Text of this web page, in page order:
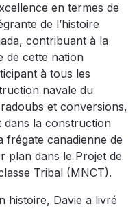
en termes de
de l’histoire
contribuant à la
de cette nation
à tous les
navale du
et conversions,
dans la construction
frégate canadienne de
plan dans le Projet de
Tribal (MNCT).
histoire, Davie a livré